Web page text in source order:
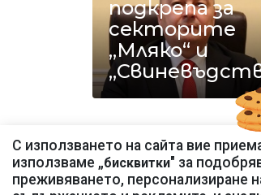
подкрепа за
секторите
„Мляко“ и
С използването на сайта вие
използваме „бисквитки" за
преживяването, персонализиране